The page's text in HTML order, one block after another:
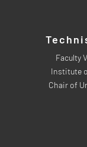
Faculty
Institute
Chair of